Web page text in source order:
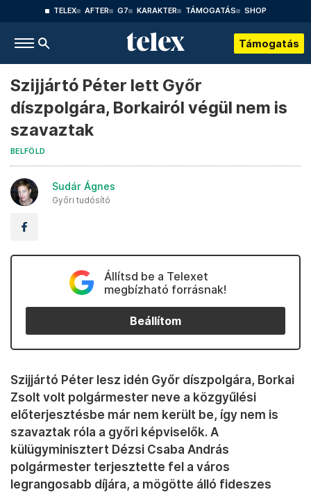
TELEX AFTER G7 KARAKTER TÁMOGATÁS SHOP
Támogatás
Szijjártó Péter lett Győr
díszpolgára, Borkairól végül nem is
szavaztak
BELFÖLD
Sudár Ágnes
Győri tudósító
Állítsd be a Telexet
megbízható forrásnak!
Beállítom
Szijjártó Péter lesz idén Győr díszpolgára, Borkai
Zsolt volt polgármester neve a közgyűlési
előterjesztésbe már nem került be, így nem is
szavaztak róla a győri képviselők. A
külügyminisztert Dézsi Csaba András
polgármester terjesztette fel a város
legrangosabb díjára, a mögötte álló fideszes